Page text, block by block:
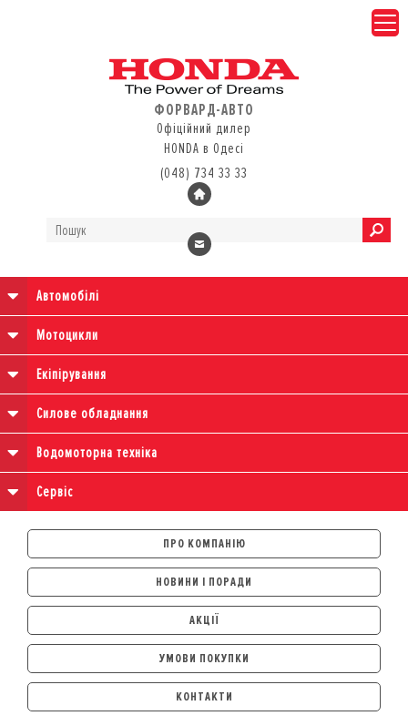
ФОРВАРД-АВТО
Офіційний дилер
HONDA в Одесі
(048) 734 33 33
Автомобілі
Мотоцикли
Екіпірування
Силове обладнання
Водомоторна техніка
Сервіс
ПРО КОМПАНІЮ
НОВИНИ І ПОРАДИ
АКЦІЇ
УМОВИ ПОКУПКИ
АВТОМОБІЛІ
ЛІЗИНГ
КОНТАКТИ